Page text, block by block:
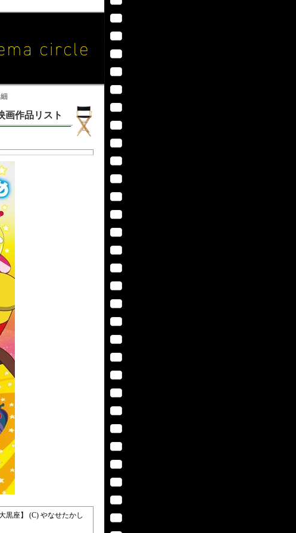
画作品リスト
座】 (C) やなせたかし